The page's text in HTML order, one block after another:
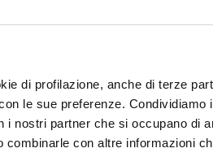
di profilazione, anche di terze
le sue preferenze.
i nostri partner che si occupano di
combinarle con altre informazioni